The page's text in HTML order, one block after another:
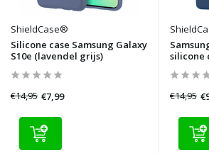
ShieldCase®
Silicone case Samsung Galaxy
S10e (lavendel grijs)
€14,95 €7,99
silicone
€14,95